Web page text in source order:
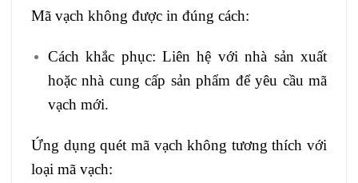
Mã vạch không được in đúng cách:
Cách khắc phục: Liên hệ với nhà sản xuất
hoặc nhà cung cấp sản phẩm để yêu cầu mã
vạch mới.
Ứng dụng quét mã vạch không tương thích với
loại mã vạch: